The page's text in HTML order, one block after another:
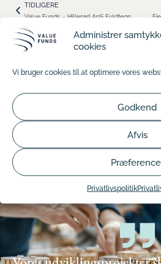
Administrer
cookies
Vi bruger cookies til at optimere vores
Godkend
Afvis
Privatlivspolitik
TIDLIGERE